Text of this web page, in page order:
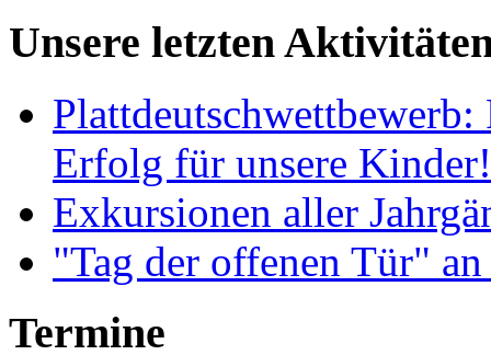
Unsere letzten
Erfolg für unsere Kinder!
Exkursionen aller
"Tag der offenen Tür"
Termine